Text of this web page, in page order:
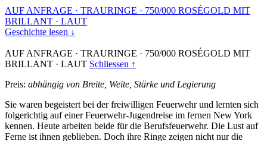
AUF ANFRAGE · TRAURINGE · 750/000 ROSÉGOLD MIT
BRILLANT · LAUT
Geschichte lesen ↓
AUF ANFRAGE · TRAURINGE · 750/000 ROSÉGOLD MIT
BRILLANT · LAUT Schliessen ↑
Preis: abhängig von Breite, Weite, Stärke und Legierung
Sie waren begeistert bei der freiwilligen Feuerwehr und lernten sich
folgerichtig auf einer Feuerwehr-Jugendreise im fernen New York
kennen. Heute arbeiten beide für die Berufsfeuerwehr. Die Lust auf
Ferne ist ihnen geblieben. Doch ihre Ringe zeigen nicht nur die